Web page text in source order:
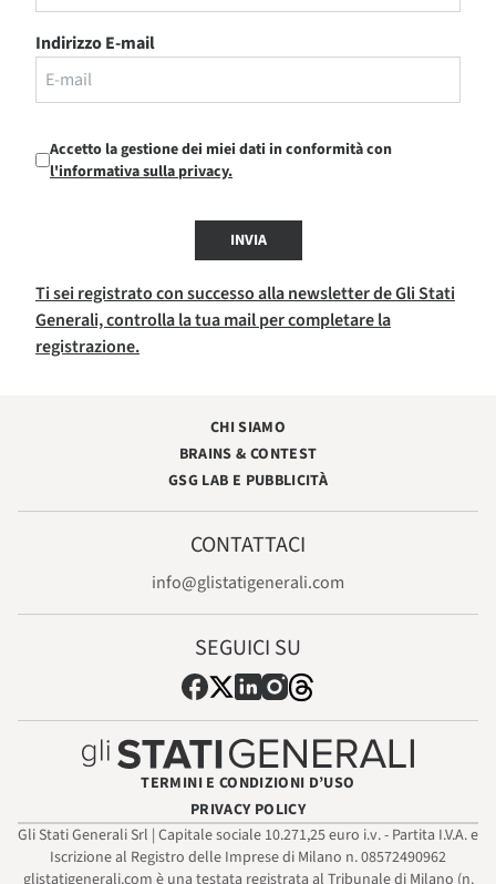
Indirizzo E-mail
Accetto la gestione dei miei dati in conformità con
l'informativa sulla privacy.
INVIA
Ti sei registrato con successo alla newsletter de Gli Stati
Generali, controlla la tua mail per completare la
registrazione.
CHI SIAMO
BRAINS & CONTEST
GSG LAB E PUBBLICITÀ
CONTATTACI
info@glistatigenerali.com
SEGUICI SU
TERMINI E CONDIZIONI D’USO
PRIVACY POLICY
Gli Stati Generali Srl | Capitale sociale 10.271,25 euro i.v. - Partita I.V.A. e
Iscrizione al Registro delle Imprese di Milano n. 08572490962
glistatigenerali.com è una testata registrata al Tribunale di Milano (n.